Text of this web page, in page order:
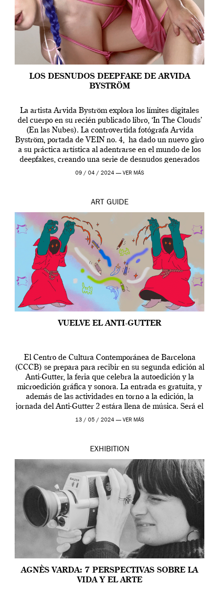
LOS DESNUDOS DEEPFAKE DE ARVIDA
BYSTRÖM
La artista Arvida Byström explora los límites digitales
del cuerpo en su recién publicado libro, ‘In The Clouds’
(En las Nubes). La controvertida fotógrafa Arvida
Byström, portada de VEIN no. 4, ha dado un nuevo giro
a su práctica artística al adentrarse en el mundo de los
deepfakes, creando una serie de desnudos generados
por […]
09 / 04 / 2024 — VER MÁS
ART GUIDE
VUELVE EL ANTI-GUTTER
El Centro de Cultura Contemporánea de Barcelona
(CCCB) se prepara para recibir en su segunda edición al
Anti-Gutter, la feria que celebra la autoedición y la
microedición gráfica y sonora. La entrada es gratuita, y
además de las actividades en torno a la edición, la
jornada del Anti-Gutter 2 estára llena de música. Será el
[…]
13 / 05 / 2024 — VER MÁS
EXHIBITION
AGNÈS VARDA: 7 PERSPECTIVAS SOBRE LA
VIDA Y EL ARTE